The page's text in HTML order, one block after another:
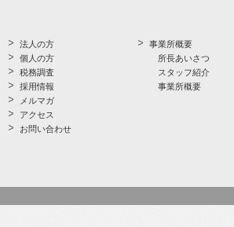
法人の方
個人の方
税務調査
採用情報
メルマガ
アクセス
お問い合わせ
事業所概要
所長あいさつ
スタッフ紹介
事業所概要